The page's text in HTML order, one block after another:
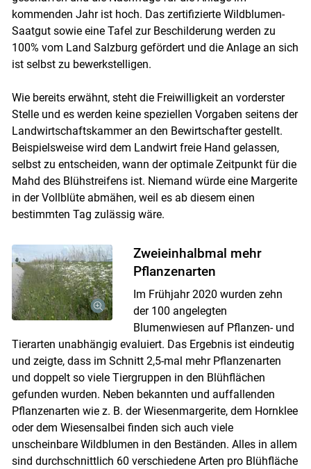
kommenden Jahr ist hoch. Das zertifizierte Wildblumen-
Saatgut sowie eine Tafel zur Beschilderung werden zu
100% vom Land Salzburg gefördert und die Anlage an sich
ist selbst zu bewerkstelligen.
Wie bereits erwähnt, steht die Freiwilligkeit an vorderster
Stelle und es werden keine speziellen Vorgaben seitens der
Landwirtschaftskammer an den Bewirtschafter gestellt.
Beispielsweise wird dem Landwirt freie Hand gelassen,
selbst zu entscheiden, wann der optimale Zeitpunkt für die
Mahd des Blühstreifens ist. Niemand würde eine Margerite
in der Vollblüte abmähen, weil es ab diesem einen
bestimmten Tag zulässig wäre.
Zweieinhalbmal mehr
Pflanzenarten
Im Frühjahr 2020 wurden zehn
der 100 angelegten
Blumenwiesen auf Pflanzen- und
Tierarten unabhängig evaluiert. Das Ergebnis ist eindeutig
und zeigte, dass im Schnitt 2,5-mal mehr Pflanzenarten
und doppelt so viele Tiergruppen in den Blühflächen
gefunden wurden. Neben bekannten und auffallenden
Pflanzenarten wie z. B. der Wiesenmargerite, dem Hornklee
oder dem Wiesensalbei finden sich auch viele
unscheinbare Wildblumen in den Beständen. Alles in allem
sind durchschnittlich 60 verschiedene Arten pro Blühfläche